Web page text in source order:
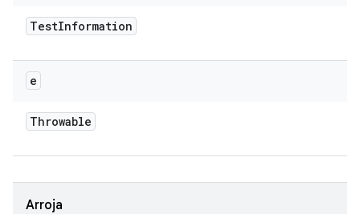
TestInformation
e
Throwable
Arroja